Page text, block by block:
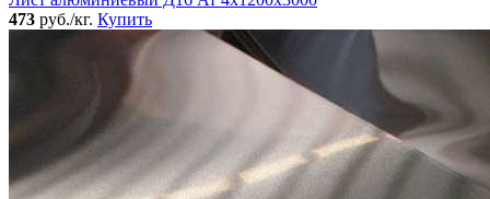
473 руб./кг. Купить